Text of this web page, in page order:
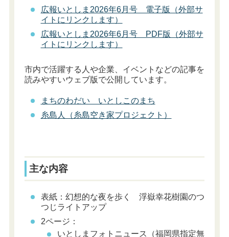
広報いとしま2026年6月号 電子版（外部サ
イトにリンクします）
広報いとしま2026年6月号 PDF版（外部サ
イトにリンクします）
市内で活躍する人や企業、イベントなどの記事を
読みやすいウェブ版で公開しています。
まちのわだい いとしこのまち
糸島人（糸島空き家プロジェクト）
主な内容
表紙：幻想的な夜を歩く 浮嶽幸花樹園のつ
つじライトアップ
2ページ：
いとしまフォトニュース（福岡県指定無